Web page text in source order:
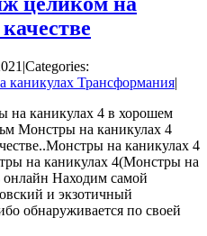
|Categories:
каникулах Трансформания|
на каникулах 4 в хорошем
Монстры на каникулах 4
на каникулах 4
на каникулах 4(Монстры на
онлайн Находим самой
и экзотичный
обнаруживается по своей